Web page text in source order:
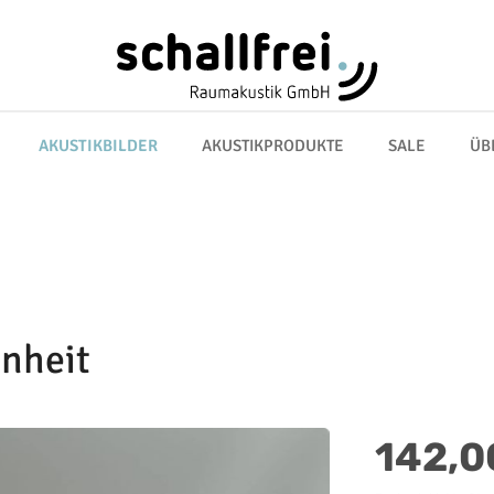
AKUSTIKBILDER AKUSTIKPRODUKTE SALE
Regulärer Preis: